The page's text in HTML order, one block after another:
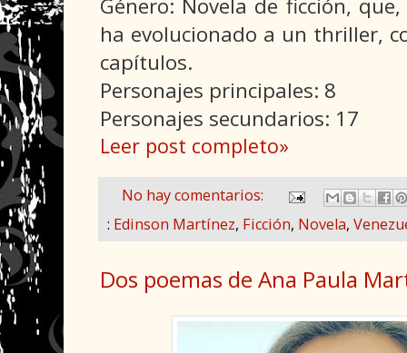
ha evolucionado a un thriller,
capítulos.
Personajes principales: 8
Personajes secundarios: 17
Leer post completo»
No hay comentarios:
: Edinson Martínez, Ficción, Novela,
Dos poemas de Ana Paula